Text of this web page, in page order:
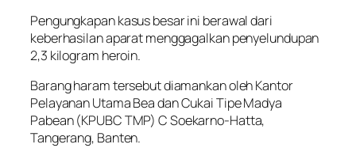
Pengungkapan kasus besar ini berawal dari
keberhasilan aparat menggagalkan penyelundupan
2,3 kilogram heroin.
Barang haram tersebut diamankan oleh Kantor
Pelayanan Utama Bea dan Cukai Tipe Madya
Pabean (KPUBC TMP) C Soekarno-Hatta,
Tangerang, Banten.